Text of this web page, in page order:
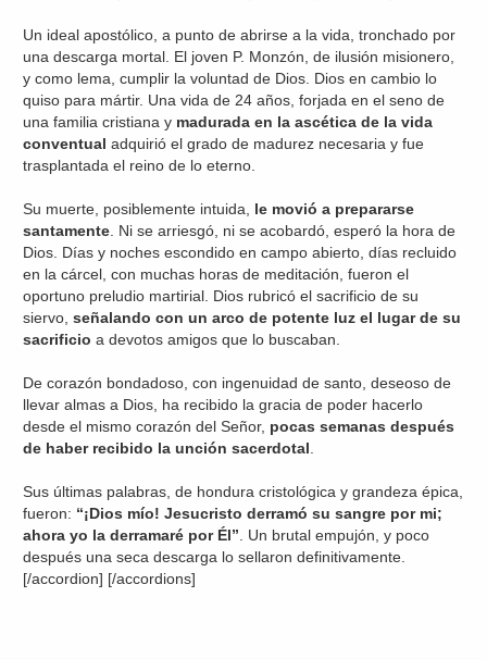
Un ideal apostólico, a punto de abrirse a la vida, tronchado por
una descarga mortal. El joven P. Monzón, de ilusión misionero,
y como lema, cumplir la voluntad de Dios. Dios en cambio lo
quiso para mártir. Una vida de 24 años, forjada en el seno de
una familia cristiana y madurada en la ascética de la vida
conventual adquirió el grado de madurez necesaria y fue
trasplantada el reino de lo eterno.
Su muerte, posiblemente intuida, le movió a prepararse
santamente . Ni se arriesgó, ni se acobardó, esperó la hora de
Dios. Días y noches escondido en campo abierto, días recluido
en la cárcel, con muchas horas de meditación, fueron el
oportuno preludio martirial. Dios rubricó el sacrificio de su
siervo,señalando con un arco de potente luz el lugar de su
sacrificio a devotos amigos que lo buscaban.
De corazón bondadoso, con ingenuidad de santo, deseoso de
llevar almas a Dios, ha recibido la gracia de poder hacerlo
desde el mismo corazón del Señor, pocas semanas después
de haber recibido la unción sacerdotal
Sus últimas palabras, de hondura cristológica y grandeza épica,
fueron: “¡Dios mío! Jesucristo derramó su sangre por mi;
ahora yo la derramaré por Él” . Un brutal empujón, y poco
después una seca descarga lo sellaron definitivamente.
[/accordion] [/accordions]